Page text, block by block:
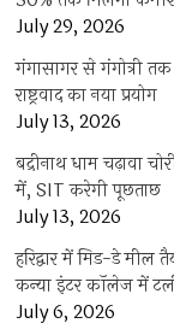
July 29, 2026
गंगासागर से गंगोत्री
राष्ट्रवाद का नया प्रयोग
July 13, 2026
बद्रीनाथ धाम चढ़ावा
में, SIT करेगी पूछताछ
July 13, 2026
हरिद्वार में मिड-डे
कन्या इंटर कॉलेज में
July 6, 2026